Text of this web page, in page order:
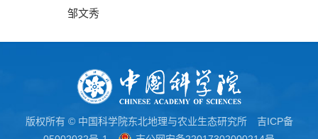
邹文秀
版权所有 © 中国科学院东北地理与农业生态研究所 吉ICP备